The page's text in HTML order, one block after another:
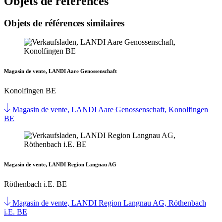
Objets de références similaires
Magasin de vente, LANDI Aare Genossenschaft
Konolfingen BE
Magasin de vente, LANDI Aare Genossenschaft, Konolfingen
BE
Magasin de vente, LANDI Region Langnau AG
Röthenbach i.E. BE
Magasin de vente, LANDI Region Langnau AG, Röthenbach
i.E. BE